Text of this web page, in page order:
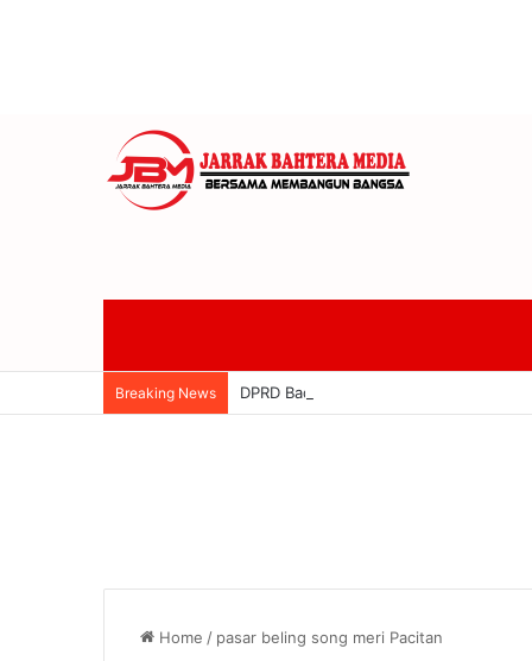
Breaking News DPRD Badung Dan Pemkab Sepakati
Home / pasar beling song meri Pacitan